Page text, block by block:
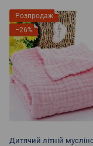
Дитячі пледи
Плед для пікніків
Покривала із
Покривала жаккард
Розпродаж
−26%
Дитячий літній